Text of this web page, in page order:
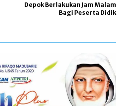
Depok Berlakukan Jam Malam
Bagi Peserta Didik